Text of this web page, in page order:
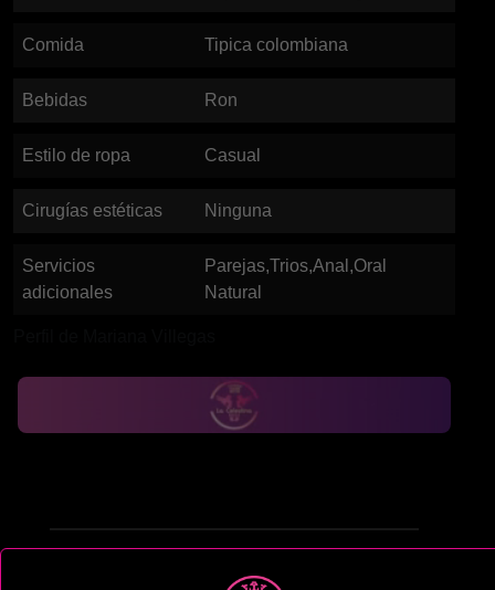
Comida Tipica colombiana
Bebidas Ron
Estilo de ropa Casual
Cirugías estéticas Ninguna
Servicios
adicionales
Parejas,Trios,Anal,Oral
Natural